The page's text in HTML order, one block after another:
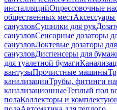
инсталляцийОпрессовочные
общественных мест
санузловСушилки для рук
санузловСенсорные дозаторы
санузловЛоктевые дозаторы
санузловДиспенсеры для
для туалетной бумаги
вантузыПрочистные машины
канализацииТрубы, фитинги
канализационныеТеплый пол
полаКоллекторы и